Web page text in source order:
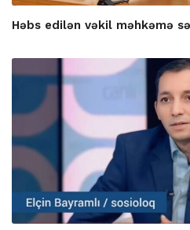
Həbs edilən vəkil məhkəmə